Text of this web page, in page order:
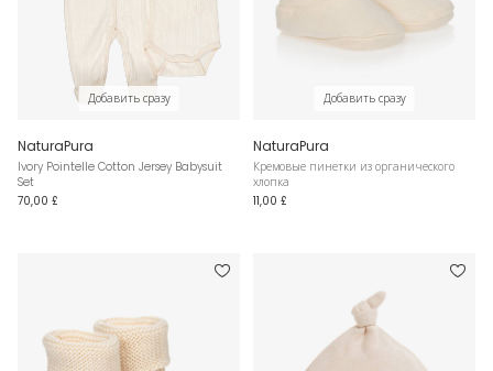
Добавить сразу
NaturaPura
Ivory Pointelle Cotton Jersey Babysuit
Set
70,00 £
Добавить сразу
NaturaPura
Кремовые пинетки из органического
хлопка
11,00 £